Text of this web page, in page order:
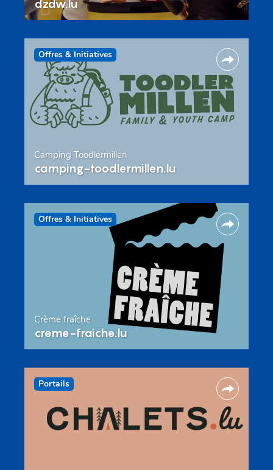
dzdw.lu
Offres & Initiatives
Camping Toodlermillen
camping-toodlermillen.lu
Offres & Initiatives
Crème fraîche
creme-fraiche.lu
Portails